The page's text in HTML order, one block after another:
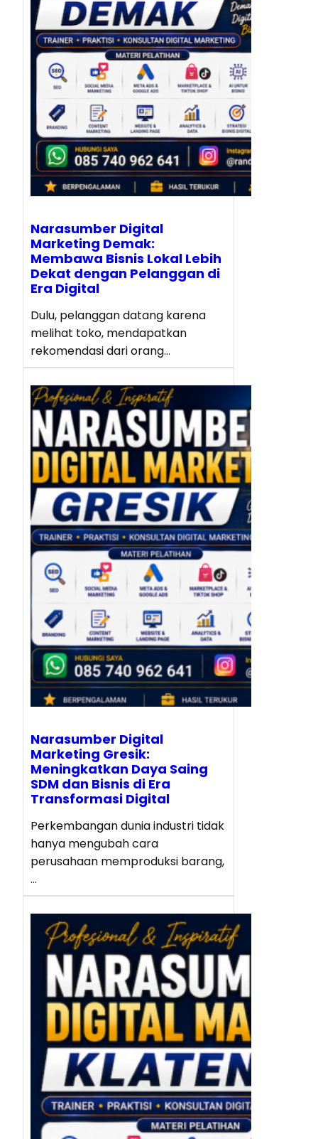
Narasumber Digital
Marketing Demak:
Membawa Bisnis Lokal Lebih
Dekat dengan Pelanggan di
Era Digital
Dulu, pelanggan datang karena
melihat toko, mendapatkan
rekomendasi dari orang…
Narasumber Digital
Marketing Gresik:
Meningkatkan Daya Saing
SDM dan Bisnis di Era
Transformasi Digital
Perkembangan dunia industri tidak
hanya mengubah cara
perusahaan memproduksi barang,
…